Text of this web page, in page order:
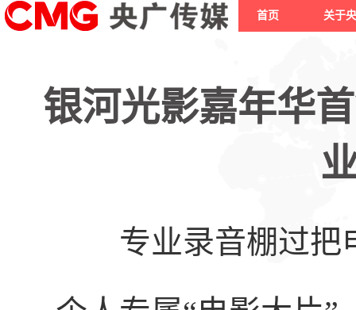
首页 关于
银河光影嘉年华
专业录音棚过把